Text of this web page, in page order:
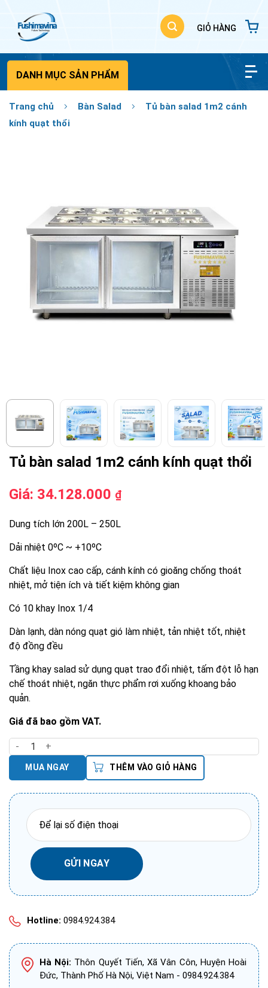
DANH MỤC SẢN PHẨM
Trang chủ Bàn Salad
Tủ bàn salad 1m2 cánh
kính quạt thổi
Tủ bàn salad 1m2 cánh kính quạt thổi
Giá: 34.128.000 ₫
Dung tích lớn 200L – 250L
Dải nhiệt 0ºC ~ +10ºC
Chất liệu Inox cao cấp, cánh kính có gioăng chống thoát
nhiệt, mở tiện ích và tiết kiệm không gian
Có 10 khay Inox 1/4
Dàn lạnh, dàn nóng quạt gió làm nhiệt, tản nhiệt tốt, nhiệt
độ đồng đều
Tầng khay salad sử dụng quạt trao đổi nhiệt, tấm đột lỗ hạn
chế thoát nhiệt, ngăn thực phẩm rơi xuống khoang bảo
quản.
Giá đã bao gồm VAT.
Tủ bàn salad 1m2 cánh kính quạt thổi số lượng
THÊM VÀO GIỎ HÀNG
MUA NGAY
Hotline: 0984.924.384
Hà Nội: Thôn Quyết Tiến, Xã Vân Côn, Huyện Hoài
Đức, Thành Phố Hà Nội, Việt Nam - 0984.924.384